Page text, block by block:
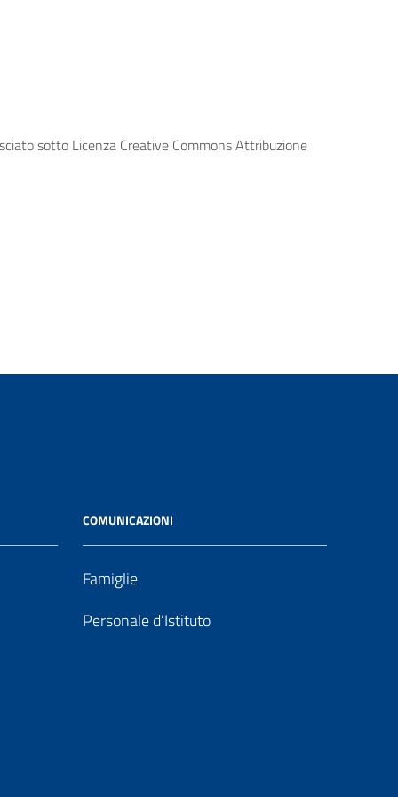
sotto Licenza Creative Commons Attribuzione
COMUNICAZIONI
Famiglie
Personale d’Istituto